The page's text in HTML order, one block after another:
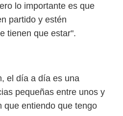
lo importante es que
partido y estén
tienen que estar".
el día a día es una
pequeñas entre unos y
que entiendo que tengo